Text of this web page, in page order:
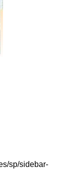
sp/sidebar-